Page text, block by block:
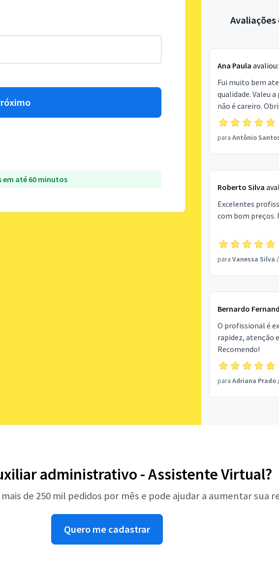
em até 60 minutos
Ana Paula avaliou:
Fui muito bem
qualidade. Valeu
não é careiro.
para Antônio
Roberto Silva
Excelentes
com bom preços.
para Vanessa Silva /
Bernardo
O profissional é
rapidez, atenção
Recomendo!
para Adriana Prado
administrativo - Assistente Virtual?
de 250 mil pedidos por mês e pode ajudar a aumentar sua
Quero me cadastrar